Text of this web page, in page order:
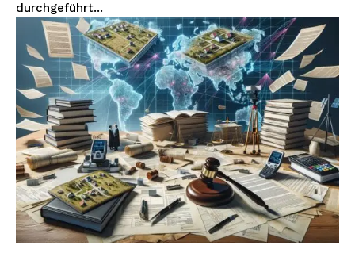
Erhalte unseren
kostenlosen Newsletter
durchgeführt...